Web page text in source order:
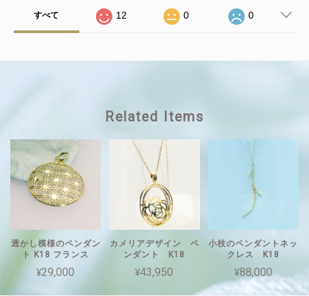
すべて 12 0 0
Related Items
透かし模様のペンダン
ト K18 フランス
¥29,000
カメリアデザイン ペ
ンダント K18
¥43,950
小枝のペンダントネッ
クレス K18
¥88,000